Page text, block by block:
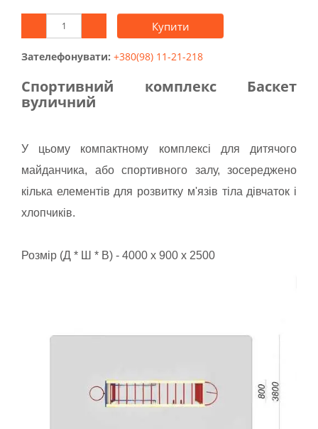
Купити
Зателефонувати: +380(98) 11-21-218
Спортивний комплекс Баскет
вуличний
У цьому компактному комплексі для дитячого
майданчика, або спортивного залу, зосереджено
кілька елементів для розвитку м'язів тіла дівчаток і
хлопчиків.
Розмір (Д * Ш * В) - 4000 x 900 x 2500